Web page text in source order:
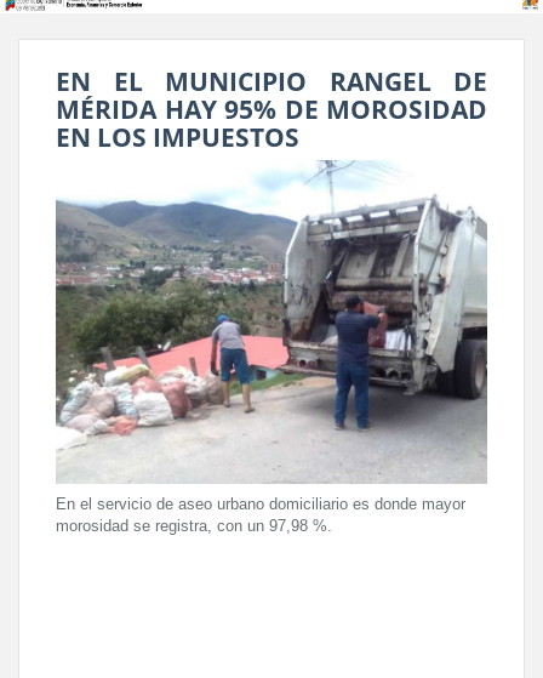
EN EL MUNICIPIO RANGEL DE
MÉRIDA HAY 95% DE MOROSIDAD
EN LOS IMPUESTOS
En el servicio de aseo urbano domiciliario es donde mayor
morosidad se registra, con un 97,98 %.